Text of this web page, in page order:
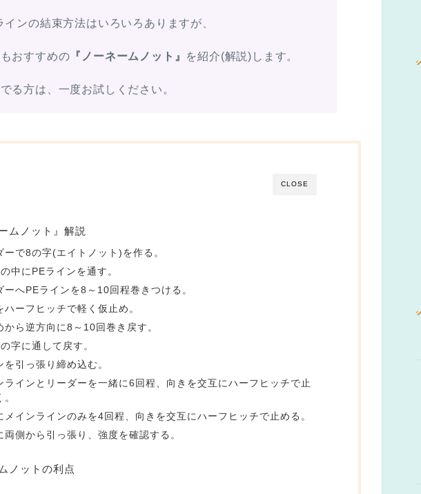
インの結束方法はいろいろありますが、
おすすめの 『ノーネームノット』 を紹介(解説)します。
る方は、一度お試しください。
CLOSE
ムノット』解説
で8の字(エイトノット)を作る。
中にPEラインを通す。
へPEラインを8～10回程巻きつける。
ーフヒッチで軽く仮止め。
ら逆方向に8～10回巻き戻す。
字に通して戻す。
引っ張り締め込む。
インとリーダーを一緒に6回程、向きを交互にハーフヒッチで止
インラインのみを4回程、向きを交互にハーフヒッチで止める。
側から引っ張り、強度を確認する。
ノットの利点